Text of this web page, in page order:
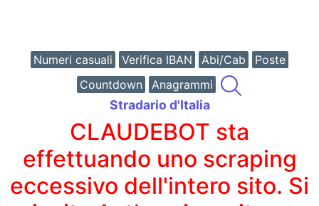
Numeri casuali Verifica IBAN Abi/Cab
Poste
Countdown
Anagrammi
Stradario d'Italia
CLAUDEBOT sta
effettuando uno scraping
eccessivo dell'intero sito. Si